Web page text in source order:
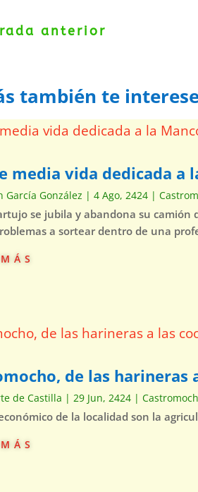
anterior
también te
media vida dedicada a
García González |4 Ago, 2424 |
se jubila y abandona su
a sortear dentro de una
de las harineras
de Castilla | 29 Jun, 2424 |
de la localidad son la